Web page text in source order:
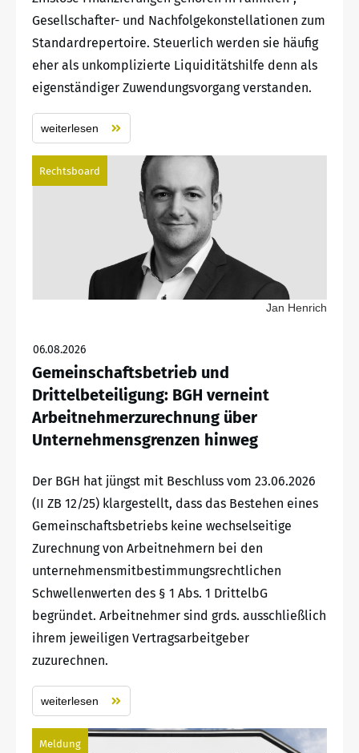
Gesellschafter- und Nachfolgekonstellationen zum
Standardrepertoire. Steuerlich werden sie häufig
eher als unkomplizierte Liquiditätshilfe denn als
eigenständiger Zuwendungsvorgang verstanden.
weiterlesen
Rechtsboard
Jan Henrich
06.08.2026
Gemeinschaftsbetrieb und
Drittelbeteiligung: BGH verneint
Arbeitnehmerzurechnung über
Unternehmensgrenzen hinweg
Der BGH hat jüngst mit Beschluss vom 23.06.2026
(II ZB 12/25) klargestellt, dass das Bestehen eines
Gemeinschaftsbetriebs keine wechselseitige
Zurechnung von Arbeitnehmern bei den
unternehmensmitbestimmungsrechtlichen
Schwellenwerten des § 1 Abs. 1 DrittelbG
begründet. Arbeitnehmer sind grds. ausschließlich
ihrem jeweiligen Vertragsarbeitgeber
zuzurechnen.
weiterlesen
Meldung